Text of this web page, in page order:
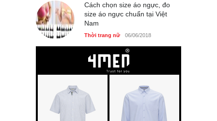
Cách chọn size áo ngực, đo
size áo ngực chuẩn tại Việt
Nam
Thời trang nữ 06/06/2018